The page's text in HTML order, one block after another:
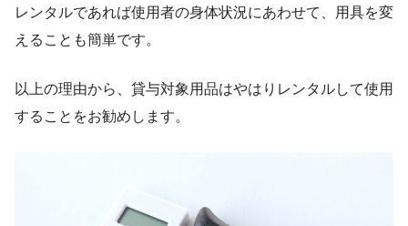
レンタルであれば使用者の身体状況にあわせて、用具を変
えることも簡単です。
以上の理由から、貸与対象用品はやはりレンタルして使用
することをお勧めします。